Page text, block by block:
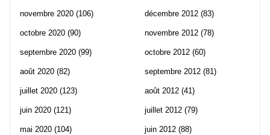
novembre 2020 (106)
octobre 2020 (90)
septembre 2020 (99)
août 2020 (82)
juillet 2020 (123)
juin 2020 (121)
mai 2020 (104)
décembre 2012 (83)
novembre 2012 (78)
octobre 2012 (60)
septembre 2012 (81)
août 2012 (41)
juillet 2012 (79)
juin 2012 (88)